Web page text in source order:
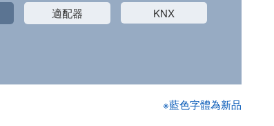
適配器 KNX
※藍色字體為新品